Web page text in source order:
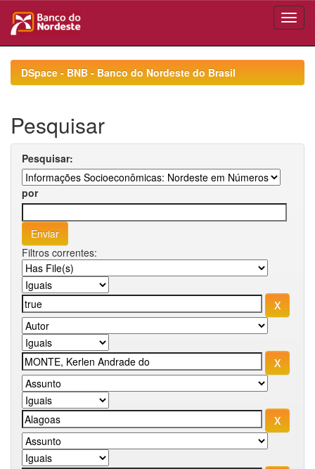
navigationDSpace - BNB - Banco do Nordeste do Brasil
Pesquisar
Pesquisar:
por
Filtros correntes: